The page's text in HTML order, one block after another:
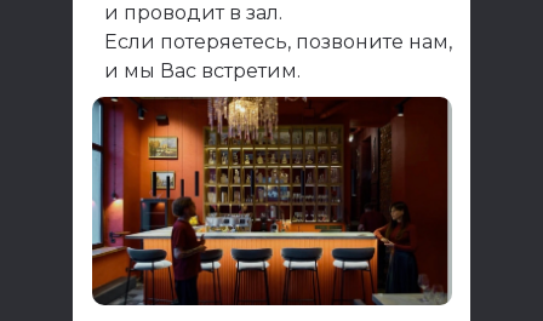
и проводит в зал.
Если потеряетесь, позвоните нам,
и мы Вас встретим.